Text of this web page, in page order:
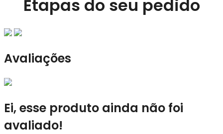
Etapas do seu pedido
Avaliações
Ei, esse produto ainda não foi
avaliado!